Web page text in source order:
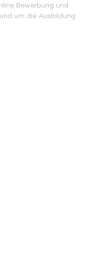
Bewerbung und
um die Ausbildung